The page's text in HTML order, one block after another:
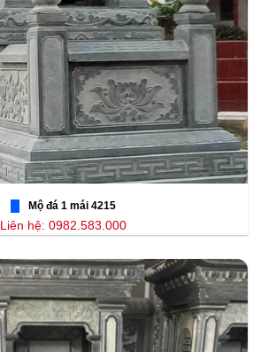
Mộ đá 1 mái 4215
Liên hệ: 0982.583.000